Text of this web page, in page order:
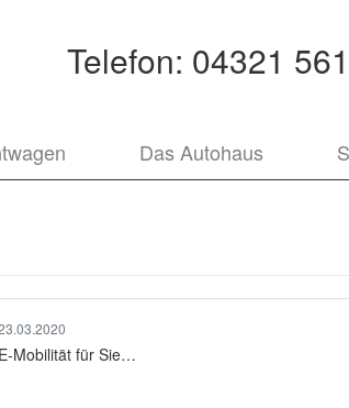
Telefon: 04321
Das Autohaus
E-Mobilität für Sie…